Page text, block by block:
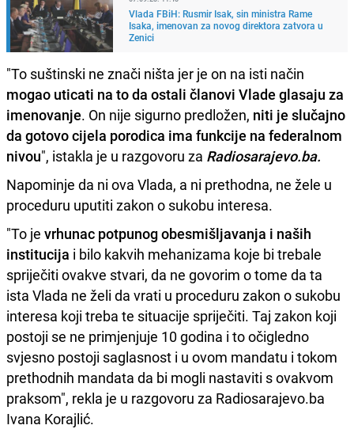
Vlada FBiH: Rusmir Isak, sin ministra Rame
Isaka, imenovan za novog direktora zatvora u
Zenici
"To suštinski ne znači ništa jer je on na isti način
mogao uticati na to da ostali članovi Vlade glasaju za
imenovanje. On nije sigurno predložen, niti je slučajno
da gotovo cijela porodica ima funkcije na federalnom
nivou", istakla je u razgovoru za Radiosarajevo.ba.
Napominje da ni ova Vlada, a ni prethodna, ne žele u
proceduru uputiti zakon o sukobu interesa.
"To je vrhunac potpunog obesmišljavanja i naših
institucija i bilo kakvih mehanizama koje bi trebale
spriječiti ovakve stvari, da ne govorim o tome da ta
ista Vlada ne želi da vrati u proceduru zakon o sukobu
interesa koji treba te situacije spriječiti. Taj zakon koji
postoji se ne primjenjuje 10 godina i to očigledno
svjesno postoji saglasnost i u ovom mandatu i tokom
prethodnih mandata da bi mogli nastaviti s ovakvom
praksom", rekla je u razgovoru za Radiosarajevo.ba
Ivana Korajlić.